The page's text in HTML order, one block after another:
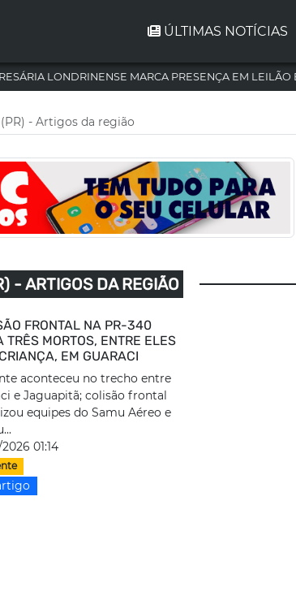
ÚLTIMAS NOTÍCIAS
LONDRINENSE MARCA PRESENÇA EM
- Artigos da região
- ARTIGOS DA REGIÃO
FRONTAL NA PR-340
TRÊS MORTOS, ENTRE ELES
EM GUARACI
aconteceu no trecho entre
e Jaguapitã; colisão frontal
equipes do Samu Aéreo e
01:14